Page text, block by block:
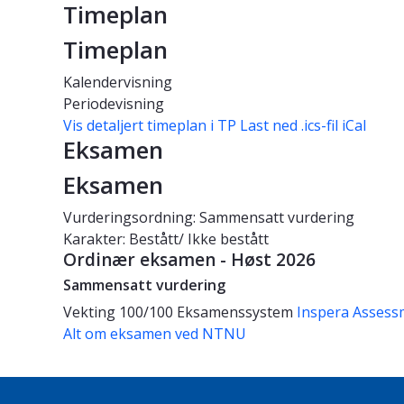
Timeplan
Timeplan
Kalendervisning
Periodevisning
Vis detaljert timeplan i TP Last ned .ics-fil iCal
Eksamen
Eksamen
Vurderingsordning: Sammensatt vurdering
Karakter: Bestått/ Ikke bestått
Ordinær eksamen - Høst 2026
Sammensatt vurdering
Vekting 100/100 Eksamenssystem Inspera
Alt om eksamen ved NTNU